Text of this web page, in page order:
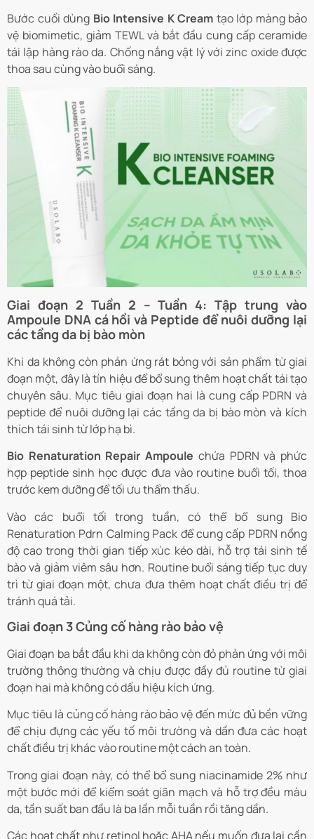
Bước cuối dùng Bio Intensive K Cream tạo lớp màng bảo
vệ biomimetic, giảm TEWL và bắt đầu cung cấp ceramide
tái lập hàng rào da. Chống nắng vật lý với zinc oxide được
thoa sau cùng vào buổi sáng.
Giai đoạn 2 Tuần 2 – Tuần 4: Tập trung vào
Ampoule DNA cá hồi và Peptide để nuôi dưỡng lại
các tầng da bị bào mòn
Khi da không còn phản ứng rát bỏng với sản phẩm từ giai
đoạn một, đây là tín hiệu để bổ sung thêm hoạt chất tái tạo
chuyên sâu. Mục tiêu giai đoạn hai là cung cấp PDRN và
peptide để nuôi dưỡng lại các tầng da bị bào mòn và kích
thích tái sinh từ lớp hạ bì.
Bio Renaturation Repair Ampoule chứa PDRN và phức
hợp peptide sinh học được đưa vào routine buổi tối, thoa
trước kem dưỡng để tối ưu thẩm thấu.
Vào các buổi tối trong tuần, có thể bổ sung Bio
Renaturation Pdrn Calming Pack để cung cấp PDRN nồng
độ cao trong thời gian tiếp xúc kéo dài, hỗ trợ tái sinh tế
bào và giảm viêm sâu hơn. Routine buổi sáng tiếp tục duy
trì từ giai đoạn một, chưa đưa thêm hoạt chất điều trị để
tránh quá tải.
Giai đoạn 3 Củng cố hàng rào bảo vệ
Giai đoạn ba bắt đầu khi da không còn đỏ phản ứng với môi
trường thông thường và chịu được đầy đủ routine từ giai
đoạn hai mà không có dấu hiệu kích ứng.
Mục tiêu là củng cố hàng rào bảo vệ đến mức đủ bền vững
để chịu đựng các yếu tố môi trường và dần đưa các hoạt
chất điều trị khác vào routine một cách an toàn.
Trong giai đoạn này, có thể bổ sung niacinamide 2% như
một bước mới để kiểm soát giãn mạch và hỗ trợ đều màu
da, tần suất ban đầu là ba lần mỗi tuần rồi tăng dần.
Các hoạt chất như retinol hoặc AHA nếu muốn đưa lại cần